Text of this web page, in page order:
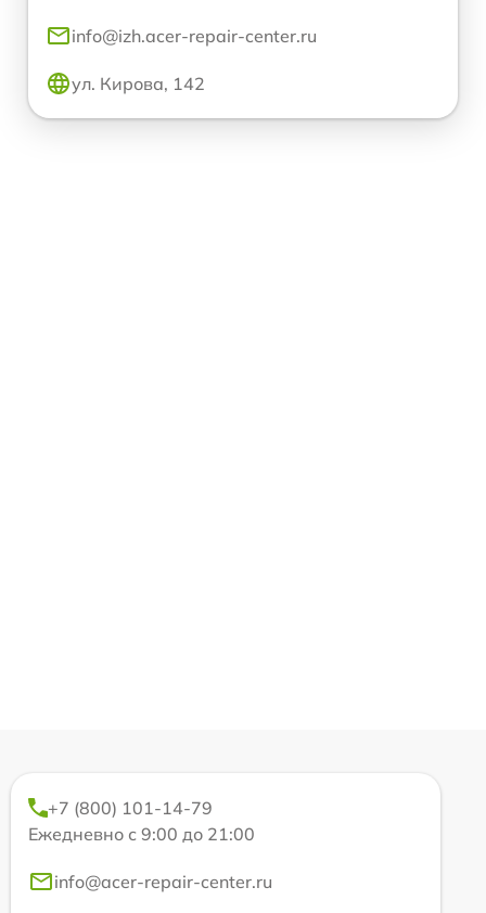
info@izh.acer-repair-center.ru
ул. Кирова, 142
+7 (800) 101-14-79
Ежедневно с 9:00 до 21:00
info@acer-repair-center.ru